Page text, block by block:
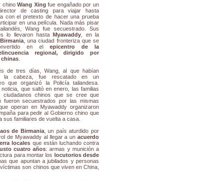
chinoWang Xing fue engañado por un
de casting para viajar hasta
con el pretexto de hacer una prueba
en una película. Nada más pisar
Wang fue secuestrado. Sus
lo llevaron hastaMyawaddy , en la
Birmania , una ciudad fronteriza que se
en el epicentro de la
regional, dirigido por
chinas.
de tres días, Wang, al que habían
la cabeza, fue rescatado en un
que organizó la Policía tailandesa.
que saltó en enero, las familias
ciudadanos chinos que se cree que
fueron secuestrados por las mismas
operan en Myawaddy organizaron
para pedir al Gobierno chino que
sus familiares de vuelta a casa.
de Birmania, un país aturdido por
de Myawaddy al llegar a unacuerdo
locales que están luchando contra
cuatro años: armas y munición a
para montar los locutorios desde
que apuntan a jubilados y personas
son chinos que viven en China,